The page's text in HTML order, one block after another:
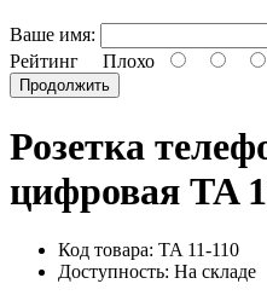
Ваше имя:
Рейтинг Плохо
Продолжить
Розетка
цифровая TA
Код товара: TA 11-110
Доступность: На складе